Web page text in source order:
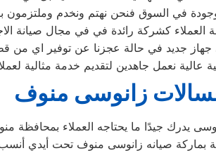
في السوق فنحن نهتم ونخدم وملتزمون
كشركة رائدة في في مجال صيانة
جديد في حالة عجزنا عن توفير اي من
نعمل جاهدين لتقديم خدمة مثالية
زانوسى منوف